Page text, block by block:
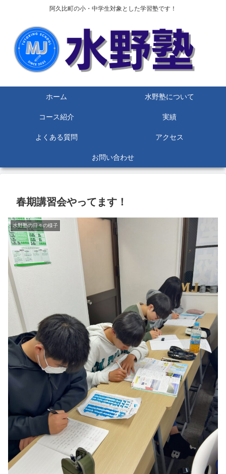
阿久比町の小・中学生対象とした学習塾です！
ホーム 水野塾について
コース紹介 実績
よくある質問 アクセス
お問い合わせ
春期講習会やってます！
水野塾の日々の様子